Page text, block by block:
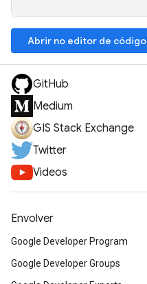
Abrir no editor de código
GitHub
Medium
GIS Stack Exchange
Twitter
Videos
Envolver
Google Developer Program
Google Developer Groups